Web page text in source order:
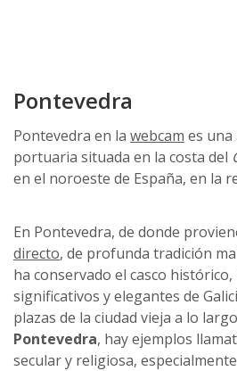
Pontevedra
Pontevedra en la webcam es una
portuaria situada en la costa del
en el noroeste de España, en la
En Pontevedra, de donde
directo, de profunda tradición
ha conservado el casco
significativos y elegantes de
plazas de la ciudad vieja a lo
Pontevedra, hay ejemplos
secular y religiosa,